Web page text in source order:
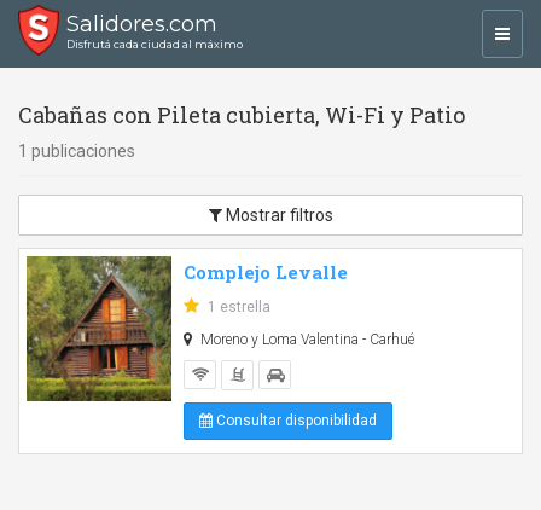
Salidores.com
Disfrutá cada ciudad al máximo
Cabañas con Pileta cubierta, Wi-Fi y Patio
1 publicaciones
Mostrar filtros
Complejo Levalle
1 estrella
Moreno y Loma Valentina - Carhué
Consultar disponibilidad